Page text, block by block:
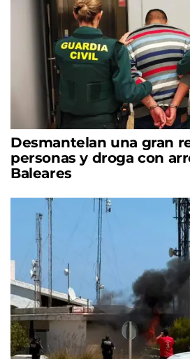
Desmantelan una gran
personas y droga con
Baleares